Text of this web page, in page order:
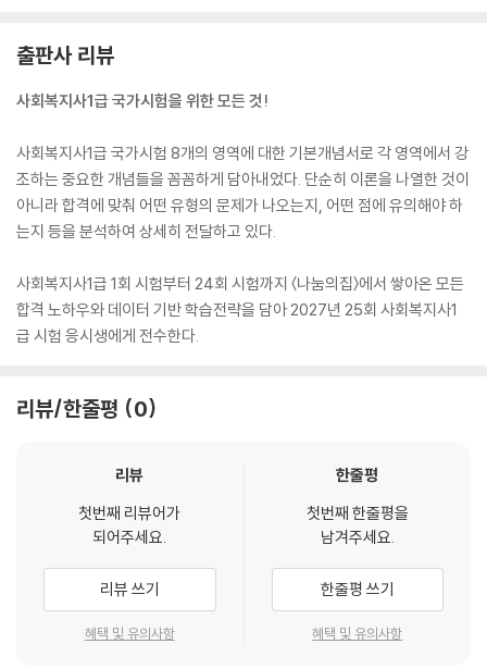
출판사 리뷰
사회복지사1급 국가시험을 위한 모든 것!
사회복지사1급 국가시험 8개의 영역에 대한 기본개념서로 각 영역에서 강
조하는 중요한 개념들을 꼼꼼하게 담아내었다. 단순히 이론을 나열한 것이
아니라 합격에 맞춰 어떤 유형의 문제가 나오는지, 어떤 점에 유의해야 하
는지 등을 분석하여 상세히 전달하고 있다.
사회복지사1급 1회 시험부터 24회 시험까지 〈나눔의집〉에서 쌓아온 모든
합격 노하우와 데이터 기반 학습전략을 담아 2027년 25회 사회복지사1
급 시험 응시생에게 전수한다.
리뷰/한줄평 0
리뷰
첫번째 리뷰어가
되어주세요.
리뷰 쓰기
혜택 및 유의사항
한줄평
첫번째 한줄평을
남겨주세요.
한줄평 쓰기
혜택 및 유의사항